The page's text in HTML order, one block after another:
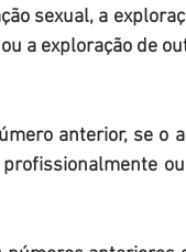
sexual, a
a exploração de